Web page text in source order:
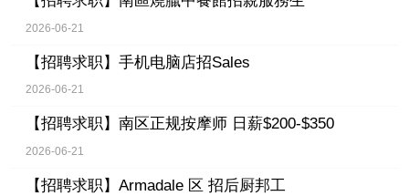
2026-06-21
【招聘求职】 手机电脑店招Sales
2026-06-21
【招聘求职】 南区正规按摩师 日薪$200-$350
2026-06-21
【招聘求职】 Armadale 区 招后厨邦工